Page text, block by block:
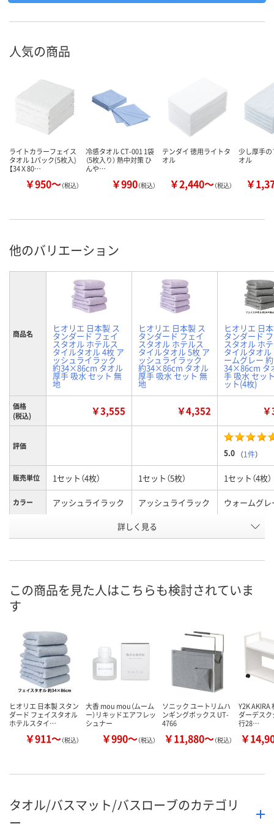
人気の商品
ライトカラーフェイス
タオル 1パック(5枚入)
【34Ｘ80…
￥950～（税込）
冷感タオル CT-001 1袋
（5枚入り） 熱中対策 ひ
んや…
￥990（税込）
テンダイ 徳用ライトタ
オル
￥2,440～（税込）
少し厚手
オル
￥
他のバリエーション
商品名 ヒオリエ 日本製 ス
タンダード フェイ
スタオル ホテルス
タイルタオル 4枚 ア
ッシュライラック
約34×86cm タオル
厚手 吸水 セット 無
地
ヒオリエ 日本製 ス
タンダード フェイ
スタオル ホテルス
タイルタオル 5枚 ア
ッシュライラック
約34×86cm タオル
厚手 吸水 セット 無
地
ヒオリエ 日
タンダード
スタオル ホ
タイルタオル
ームグレー 約
34×86cm タ
手 吸水 セッ
ット(4枚)
価格
(税込)
￥3,555 ￥4,352
評価
5.0 （1件）
販売単位 1セット（4枚） 1セット（5枚） 1セット（4枚）
カラー アッシュライラック アッシュライラック ウォームグレ
X106590 HH62152
ません
カ
詳しく見る
この商品を見た人はこちらも検討されていま
す
ヒオリエ 日本製 スタン
ダード フェイスタオル
ホテルスタイ…
￥911～（税込）
大香 mou mou（ムーム
ー）リキッドエアフレッ
シュナー
￥990～（税込）
ソニック ユートリムハ
ンギングボックス UT-
4766
￥11,880～（税込）
Y2K AKIRA
ダーデス
行28…
￥
タオル/バスマット/バスローブのカテゴリ
ー